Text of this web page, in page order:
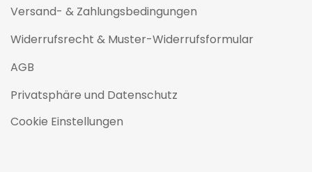
Versand- & Zahlungsbedingungen
Widerrufsrecht & Muster-Widerrufsformular
AGB
Privatsphäre und Datenschutz
Cookie Einstellungen